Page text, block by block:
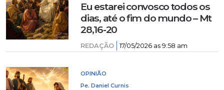
Eu estarei convosco todos os
dias, até o fim do mundo – Mt
28,16-20
REDAÇÃO 17/05/2026 as 9:58 am
OPINIÃO
Pe. Daniel Curnis